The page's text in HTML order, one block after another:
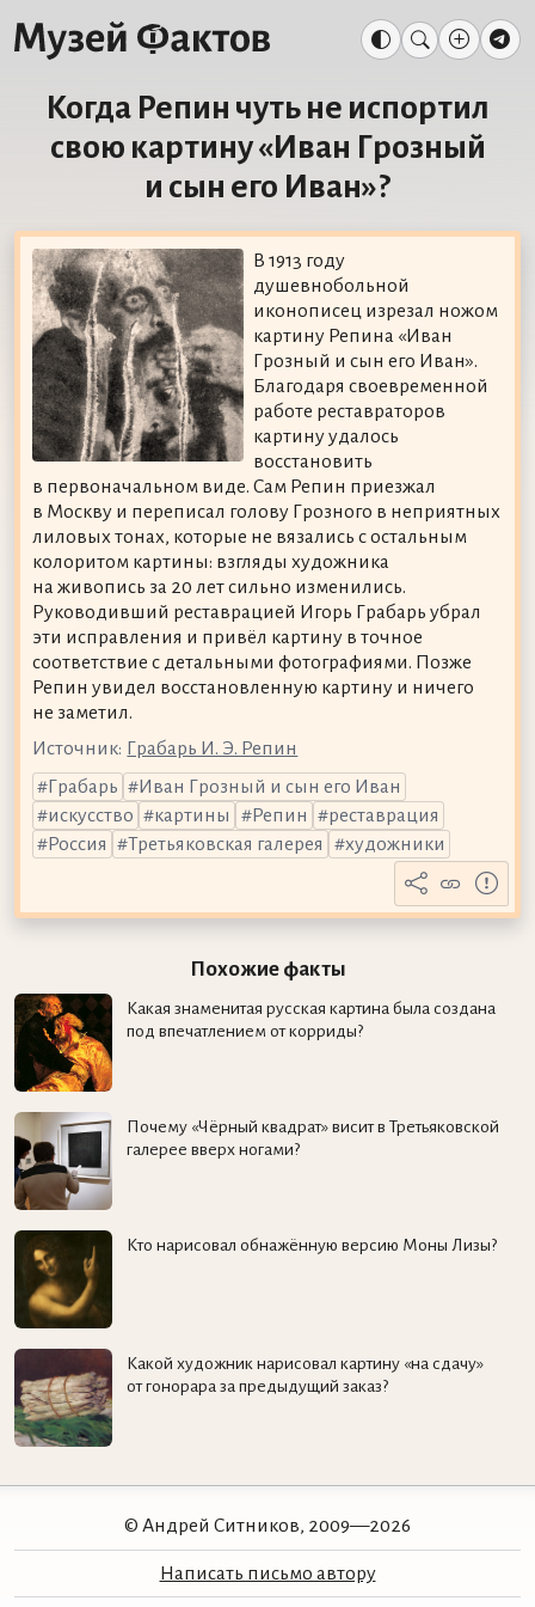
Когда Репин чуть не испортил
свою картину «Иван Грозный
и сын его Иван»?
В 1913 году
душевнобольной
иконописец изрезал ножом
картину Репина «Иван
Грозный и сын его Иван».
Благодаря своевременной
работе реставраторов
картину удалось
восстановить
в первоначальном виде. Сам Репин приезжал
в Москву и переписал голову Грозного в неприятных
лиловых тонах, которые не вязались с остальным
колоритом картины: взгляды художника
на живопись за 20 лет сильно изменились.
Руководивший реставрацией Игорь Грабарь убрал
эти исправления и привёл картину в точное
соответствие с детальными фотографиями. Позже
Репин увидел восстановленную картину и ничего
не заметил.
Источник: Грабарь И. Э. Репин
Грабарь
Иван Грозный и сын его Иван
искусство
картины Репин
реставрация
Россия
Третьяковская галерея художники
Похожие факты
Какая знаменитая русская картина была создана
под впечатлением от корриды?
Почему «Чёрный квадрат» висит в Третьяковской
галерее вверх ногами?
Кто нарисовал обнажённую версию Моны Лизы?
Какой художник нарисовал картину «на сдачу»
от гонорара за предыдущий заказ?
© Андрей Ситников, 2009—2026
Написать письмо автору